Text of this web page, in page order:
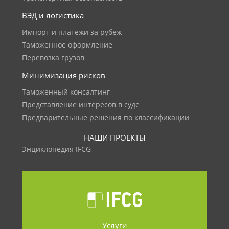
ВЭД и логистика
Импорт и платежи за рубеж
Таможенное оформление
Перевозка грузов
Минимизация рисков
Таможенный консалтинг
Представление интересов в суде
Предварительные решения по классификации
НАШИ ПРОЕКТЫ
Энциклопедия IFCG
Услуги